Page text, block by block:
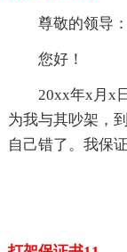
尊敬的领导：
您好！
20xx年x月x
为我与其吵架，
自己错了。我保